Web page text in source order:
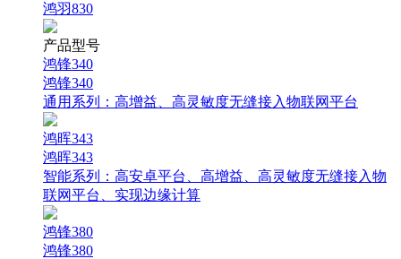
鸿羽830
产品型号
鸿锋340
鸿锋340
通用系列： 高增益、高灵敏度无缝接入物联网平台
鸿晖343
鸿晖343
智能系列： 高安卓平台、高增益、高灵敏度无缝接入物
联网平台、实现边缘计算
鸿锋380
鸿锋380